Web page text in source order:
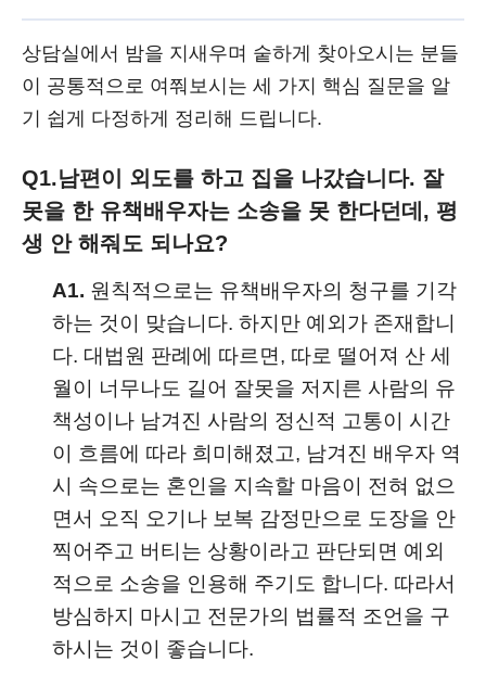
상담실에서 밤을 지새우며 숱하게 찾아오시는 분들
이 공통적으로 여쭤보시는 세 가지 핵심 질문을 알
기 쉽게 다정하게 정리해 드립니다.
Q1.남편이 외도를 하고 집을 나갔습니다. 잘
못을 한 유책배우자는 소송을 못 한다던데, 평
생 안 해줘도 되나요?
A1. 원칙적으로는 유책배우자의 청구를 기각
하는 것이 맞습니다. 하지만 예외가 존재합니
다. 대법원 판례에 따르면, 따로 떨어져 산 세
월이 너무나도 길어 잘못을 저지른 사람의 유
책성이나 남겨진 사람의 정신적 고통이 시간
이 흐름에 따라 희미해졌고, 남겨진 배우자 역
시 속으로는 혼인을 지속할 마음이 전혀 없으
면서 오직 오기나 보복 감정만으로 도장을 안
찍어주고 버티는 상황이라고 판단되면 예외
적으로 소송을 인용해 주기도 합니다. 따라서
방심하지 마시고 전문가의 법률적 조언을 구
하시는 것이 좋습니다.